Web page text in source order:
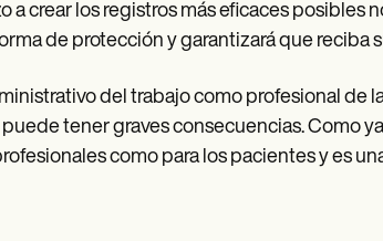
a crear los registros más eficaces posibles
de protección y garantizará que reciba
del trabajo como profesional de
tener graves consecuencias. Como
como para los pacientes y es